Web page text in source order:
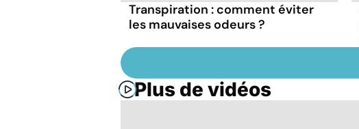
Transpiration : comment éviter
les mauvaises odeurs ?
Plus de vidéos